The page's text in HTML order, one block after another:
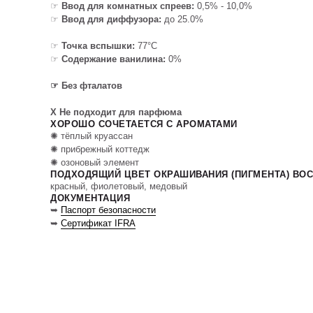
☞ Ввод для комнатных спреев: 0,5% - 10,0%
☞ Ввод для диффузора: до 25.0%
☞ Точка вспышки: 77°C
☞ Содержание ванилина: 0%
☞ Без фталатов
X Не подходит для парфюма
ХОРОШО СОЧЕТАЕТСЯ С АРОМАТАМИ
✺ тёплый круассан
✺ прибрежный коттедж
✺ озоновый элемент
ПОДХОДЯЩИЙ ЦВЕТ ОКРАШИВАНИЯ (ПИГМЕНТА)
красный, фиолетовый, медовый
ДОКУМЕНТАЦИЯ
➥ Паспорт безопасности
➥ Сертификат IFRA